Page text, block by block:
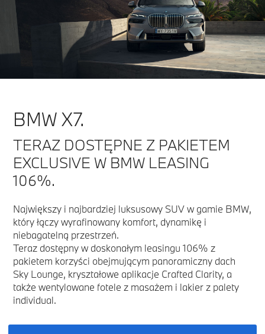
BMW X7.
TERAZ DOSTĘPNE Z PAKIETEM
EXCLUSIVE W BMW LEASING
106%.
Największy i najbardziej luksusowy SUV w gamie BMW,
który łączy wyrafinowany komfort, dynamikę i
niebagatelną przestrzeń.
Teraz dostępny w doskonałym leasingu 106% z
pakietem korzyści obejmującym panoramiczny dach
Sky Lounge, kryształowe aplikacje Crafted Clarity, a
także wentylowane fotele z masażem i lakier z palety
individual.